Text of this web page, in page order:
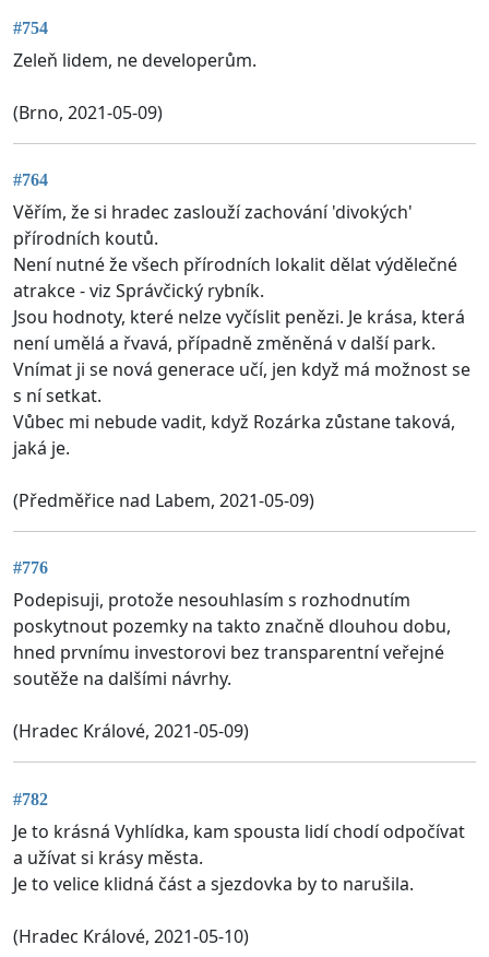
#754
Zeleň lidem, ne developerům.
(Brno, 2021-05-09)
#764
Věřím, že si hradec zaslouží zachování 'divokých'
přírodních koutů.
Není nutné že všech přírodních lokalit dělat výdělečné
atrakce - viz Správčický rybník.
Jsou hodnoty, které nelze vyčíslit penězi. Je krása, která
není umělá a řvavá, případně změněná v další park.
Vnímat ji se nová generace učí, jen když má možnost se
s ní setkat.
Vůbec mi nebude vadit, když Rozárka zůstane taková,
jaká je.
(Předměřice nad Labem, 2021-05-09)
#776
Podepisuji, protože nesouhlasím s rozhodnutím
poskytnout pozemky na takto značně dlouhou dobu,
hned prvnímu investorovi bez transparentní veřejné
soutěže na dalšími návrhy.
(Hradec Králové, 2021-05-09)
#782
Je to krásná Vyhlídka, kam spousta lidí chodí odpočívat
a užívat si krásy města.
Je to velice klidná část a sjezdovka by to narušila.
(Hradec Králové, 2021-05-10)